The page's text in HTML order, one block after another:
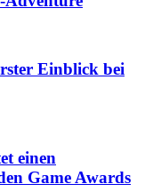
Einblick bei
einen
Game Awards